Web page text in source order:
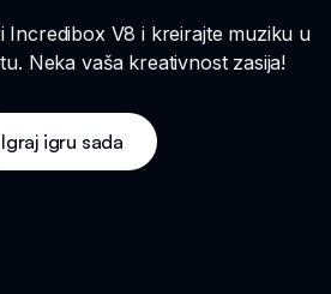
Incredibox V8 i kreirajte muziku u
Neka vaša kreativnost zasija!
Igraj igru sada